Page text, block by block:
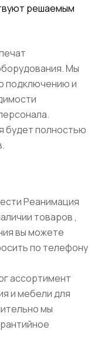
решаемым
Мы
подключению и
будет полностью
Реанимация
товаров ,
вы можете
по телефону
ассортимент
и мебели для
мы